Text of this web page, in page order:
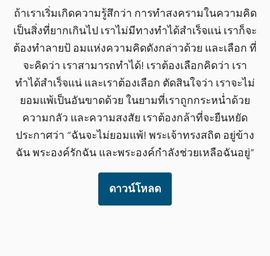
ถ้าเราเริ่มเกิดความรู้สึกว่า การทำสงครามในความคิด
เป็นสิ่งที่ยากเกินไป เราไม่มีทางทำได้สำเร็จแน่ เราก็จะ
ต้องทำลายป้ อมแห่งความคิดดังกล่าวด้วย และเลือก ที่
จะคิดว่า เราสามารถทำได้! เราต้องเลือกคิดว่า เรา
ทำได้สำเร็จแน่ และเราต้องเลือก ตัดสินใจว่า เราจะไม่
ยอมแพ้เป็นอันขาดด้วย ในยามที่เราถูกกระหนํ่าด้วย
ความกลัว และความสงสัย เราต้องกล้าที่จะยืนหยัด
ประกาศว่า “ฉันจะไม่ยอมแพ้! พระเจ้าทรงสถิต อยู่ข้าง
ฉัน พระองค์รักฉัน และพระองค์กำลังช่วยเหลือฉันอยู่”
ดาวน์โหลด